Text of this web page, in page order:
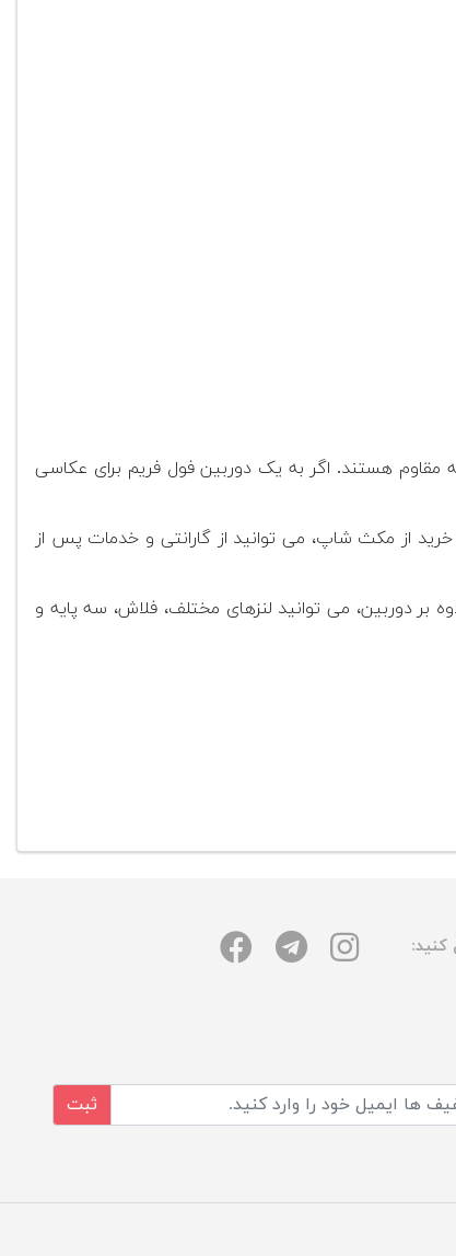
مقاوم هستند. اگر به یک دوربین فول فریم برای عکاسی
از مکث شاپ، می توانید از گارانتی و خدمات پس از
دوربین، می توانید لنزهای مختلف، فلاش، سه پایه و
کنید:
ثبت